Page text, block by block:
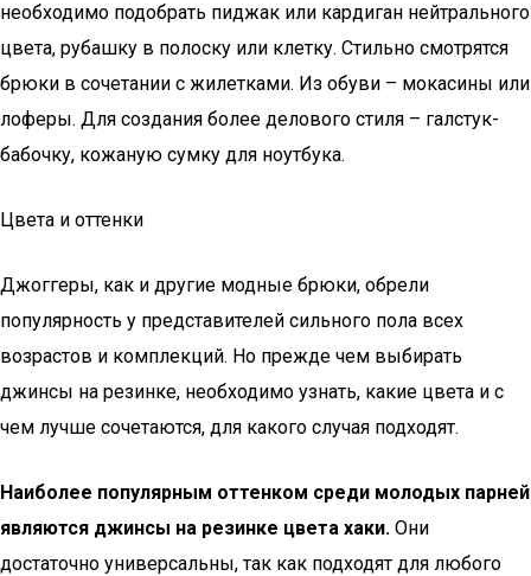
необходимо подобрать пиджак или кардиган нейтрального
цвета, рубашку в полоску или клетку. Стильно смотрятся
брюки в сочетании с жилетками. Из обуви – мокасины или
лоферы. Для создания более делового стиля – галстук-
бабочку, кожаную сумку для ноутбука.
Цвета и оттенки
Джоггеры, как и другие модные брюки, обрели
популярность у представителей сильного пола всех
возрастов и комплекций. Но прежде чем выбирать
джинсы на резинке, необходимо узнать, какие цвета и с
чем лучше сочетаются, для какого случая подходят.
Наиболее популярным оттенком среди молодых парней
являются джинсы на резинке цвета хаки. Они
достаточно универсальны, так как подходят для любого